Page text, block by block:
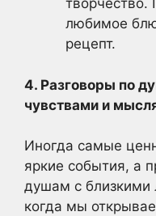
творчество.
любимое
рецепт.
4. Разговоры по
чувствами и
Иногда самые
яркие события, а
душам с
когда мы